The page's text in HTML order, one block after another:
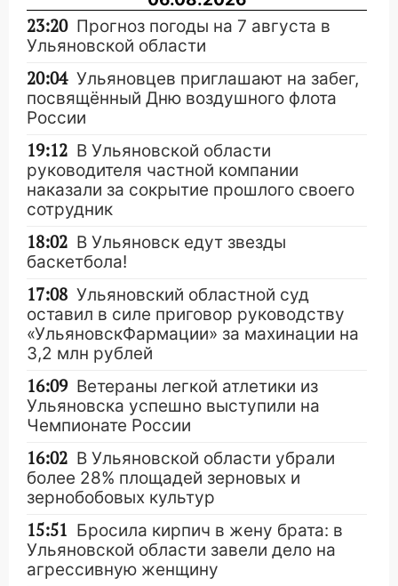
23:20 Прогноз погоды на 7 августа в
Ульяновской области
20:04 Ульяновцев приглашают на забег,
посвящённый Дню воздушного флота
России
19:12 В Ульяновской области
руководителя частной компании
наказали за сокрытие прошлого своего
сотрудник
18:02 В Ульяновск едут звезды
баскетбола!
17:08 Ульяновский областной суд
оставил в силе приговор руководству
«УльяновскФармации» за махинации на
3,2 млн рублей
16:09 Ветераны легкой атлетики из
Ульяновска успешно выступили на
Чемпионате России
16:02 В Ульяновской области убрали
более 28% площадей зерновых и
зернобобовых культур
15:51 Бросила кирпич в жену брата: в
Ульяновской области завели дело на
агрессивную женщину